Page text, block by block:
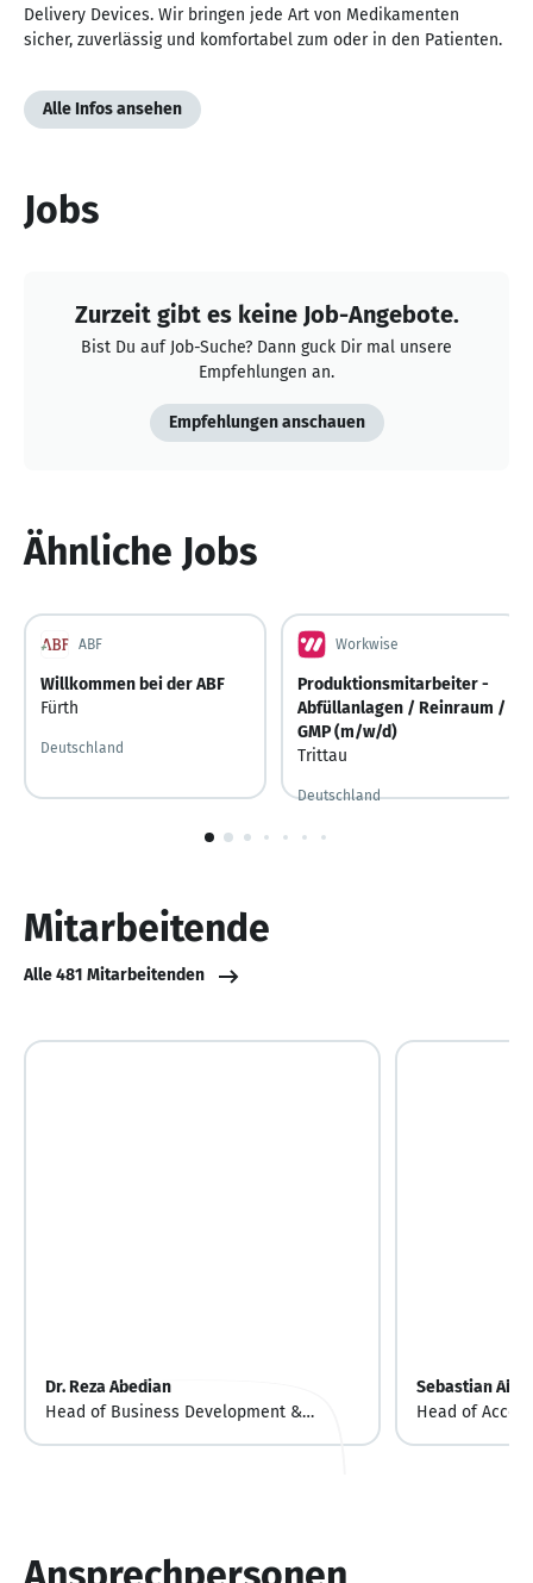
Delivery Devices. Wir bringen jede Art von Medikamenten
sicher, zuverlässig und komfortabel zum oder in den Patienten.
Alle Infos ansehen
Jobs
Zurzeit gibt es keine Job-Angebote.
Bist Du auf Job-Suche? Dann guck Dir mal unsere
Empfehlungen an.
Empfehlungen anschauen
Ähnliche Jobs
ABF
Willkommen bei der ABF
Fürth
Deutschland
Workwise
Produktionsmitarbeiter -
Abfüllanlagen / Reinraum /
GMP (m/w/d)
Trittau
Deutschland
Mitarbeitende
Alle 481 Mitarbeitenden
Dr. Reza Abedian
Head of Business Development &
Sebastian
Head of